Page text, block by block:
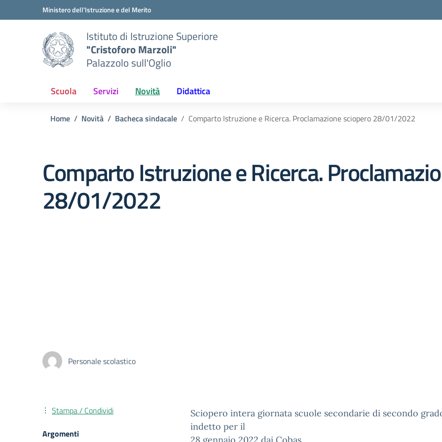
Vai ai contenuti
Vai al menu di navigazioneMinistero dell'Istruzione e del Merito
Istituto di Istruzione Superiore
"Cristoforo Marzoli"
Palazzolo sull'Oglio
Scuola Servizi Novità Didattica
Home Novità Bacheca sindacale Comparto Istruzione e Ricerca. Proclamazione sciopero 28/01/2022
Comparto Istruzione e Ricerca.
28/01/2022
Personale scolastico
Sciopero intera giornata scuole secondarie di secondo
indetto per il
Stampa / Condividi
Argomenti